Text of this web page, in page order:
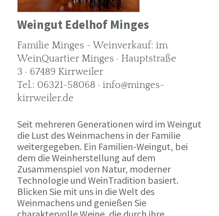
Weingut Edelhof Minges
Familie Minges - Weinverkauf: im
WeinQuartier Minges · Hauptstraße
3 · 67489 Kirrweiler
Tel.: 06321-58068 · info@minges-
kirrweiler.de
Seit mehreren Generationen wird im Weingut
die Lust des Weinmachens in der Familie
weitergegeben. Ein Familien-Weingut, bei
dem die Weinherstellung auf dem
Zusammenspiel von Natur, moderner
Technologie und WeinTradition basiert.
Blicken Sie mit uns in die Welt des
Weinmachens und genießen Sie